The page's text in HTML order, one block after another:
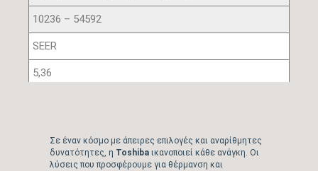
Σε έναν κόσμο με άπειρες επιλογές και αναρίθμητες
δυνατότητες, η Toshiba ικανοποιεί κάθε ανάγκη. Οι
λύσεις που προσφέρουμε για θέρμανση και
10236 – 54592
SEER
5,36
Ενεργειακή κλάση ψύξης